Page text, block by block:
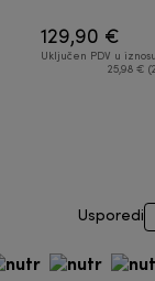
129,90 €
Uključen PDV u
25,98 €
Usporedi